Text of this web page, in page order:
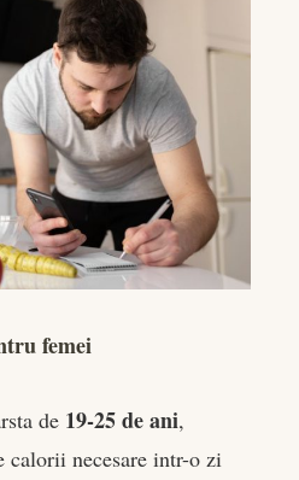
femei
de 19-25 de ani,
calorii necesare intr-o zi